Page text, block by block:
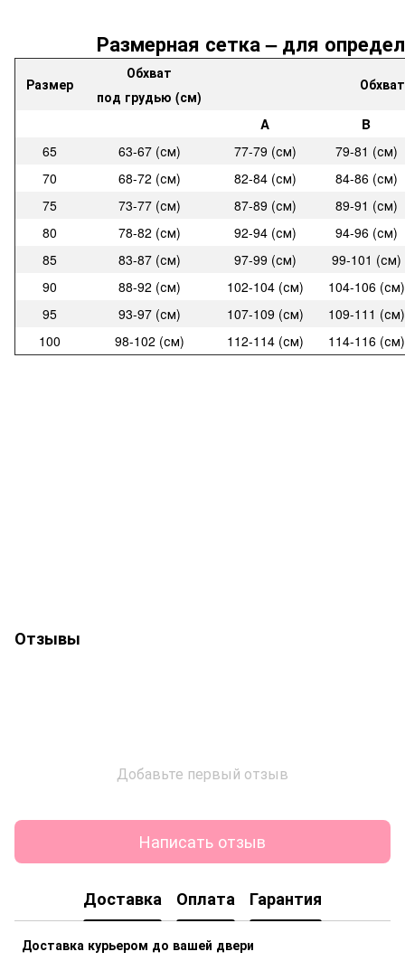
Размерная сетка – для
Размер
Обхват
под грудью (см)
A
B
65
63-67 (см) 77-79 (см)
79-81 (см)
70
68-72 (см) 82-84 (см)
84-86 (см)
75
73-77 (см) 87-89 (см)
89-91 (см)
80
78-82 (см) 92-94 (см)
94-96 (см)
85
83-87 (см) 97-99 (см)
99-101 (см)
90
88-92 (см) 102-104 (см)
104-106 (см)
95
93-97 (см) 107-109 (см)
109-111 (см)
100
98-102 (см) 112-114 (см) 114-116 (см)
Отзывы
Добавьте первый отзыв
Написать отзыв
Доставка Оплата Гарантия
Доставка курьером до вашей двери